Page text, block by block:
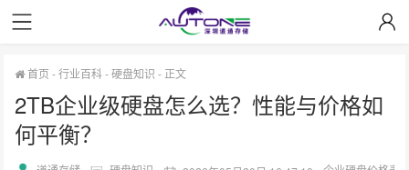
首页 -行业百科-硬盘知识 - 正文
2TB企业级硬盘怎么选？性能与价格如
何平衡？